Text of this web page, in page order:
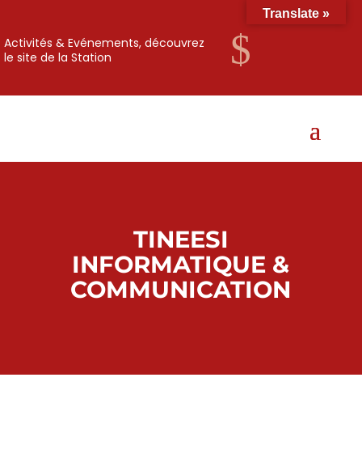
$
Activités & Evénements, découvrez
le site de la Station
TINEESI
INFORMATIQUE &
COMMUNICATION
Translate »